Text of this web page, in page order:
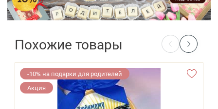
Похожие товары
-10% на подарки для родителей
Акция